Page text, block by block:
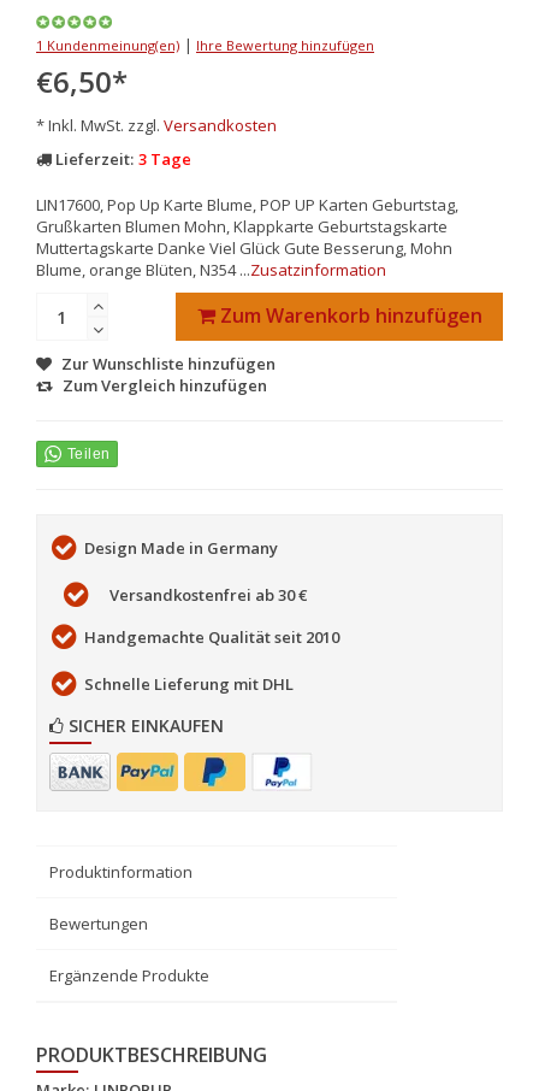
1 Kundenmeinung(en) | Ihre Bewertung hinzufügen
€6,50*
* Inkl. MwSt. zzgl. Versandkosten
Lieferzeit: 3 Tage
LIN17600, Pop Up Karte Blume, POP UP Karten Geburtstag,
Grußkarten Blumen Mohn, Klappkarte Geburtstagskarte
Muttertagskarte Danke Viel Glück Gute Besserung, Mohn
Blume, orange Blüten, N354 ...Zusatzinformation
Zum Warenkorb hinzufügen
Zur Wunschliste hinzufügen
Zum Vergleich hinzufügen
Design Made in Germany
Versandkostenfrei ab 30 €
Handgemachte Qualität seit 2010
Schnelle Lieferung mit DHL
SICHER EINKAUFEN
Produktinformation
Bewertungen
Ergänzende Produkte
PRODUKTBESCHREIBUNG